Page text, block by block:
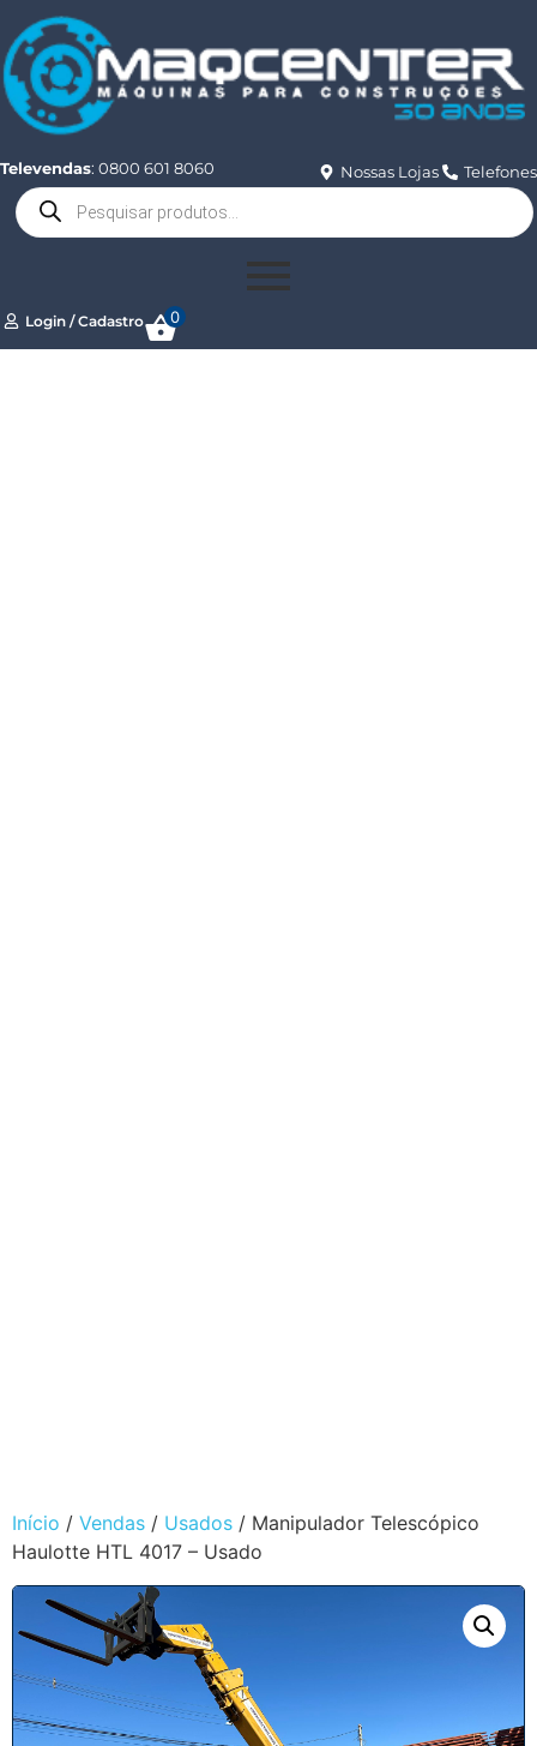
Televendas: 0800 601 8060 Nossas Lojas Telefones
Login / Cadastro 0
Início / Vendas / Usados / Manipulador Telescópico
Haulotte HTL 4017 – Usado